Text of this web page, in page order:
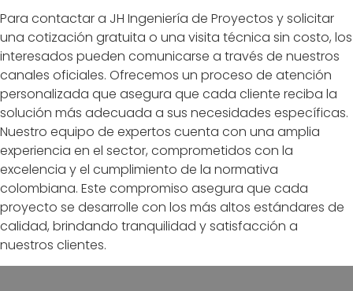
Para contactar a JH Ingeniería de Proyectos y solicitar
una cotización gratuita o una visita técnica sin costo, los
interesados pueden comunicarse a través de nuestros
canales oficiales. Ofrecemos un proceso de atención
personalizada que asegura que cada cliente reciba la
solución más adecuada a sus necesidades específicas.
Nuestro equipo de expertos cuenta con una amplia
experiencia en el sector, comprometidos con la
excelencia y el cumplimiento de la normativa
colombiana. Este compromiso asegura que cada
proyecto se desarrolle con los más altos estándares de
calidad, brindando tranquilidad y satisfacción a
nuestros clientes.